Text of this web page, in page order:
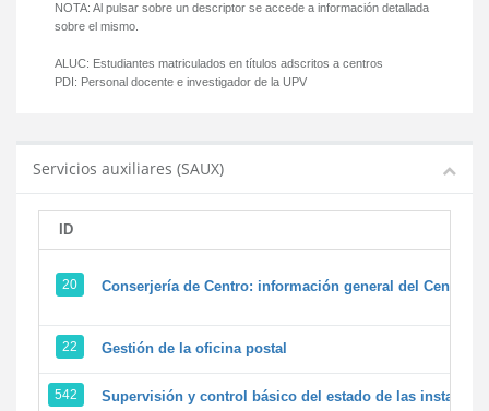
NOTA: Al pulsar sobre un descriptor se accede a información detallada
sobre el mismo.
ALUC: Estudiantes matriculados en títulos adscritos a centros
PDI: Personal docente e investigador de la UPV
Servicios auxiliares (SAUX)
ID
20 Conserjería de Centro: información general del Centro y
22 Gestión de la oficina postal
542 Supervisión y control básico del estado de las